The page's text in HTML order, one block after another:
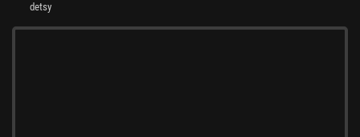
detsy